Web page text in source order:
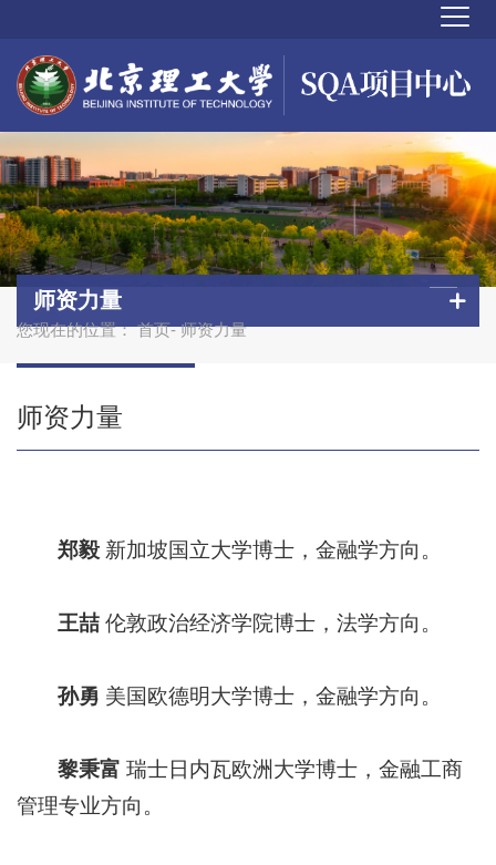
您现在的位置：首页- 师资力量
师资力量
师资力量
郑毅 新加坡国立大学博士，金融学方向。
王喆 伦敦政治经济学院博士，法学方向。
孙勇 美国欧德明大学博士，金融学方向。
黎秉富 瑞士日内瓦欧洲大学博士，金融工商
管理专业方向。